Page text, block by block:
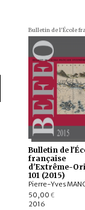
Bulletin de
française
d'Extrême-
101 (2015)
50,00 €
2016